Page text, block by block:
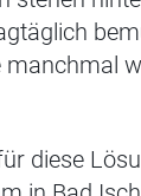
manchmal
diese